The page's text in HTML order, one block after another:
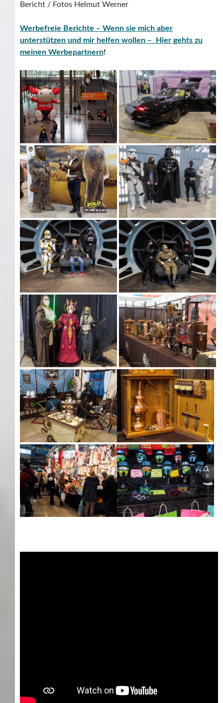
Bericht / Fotos Helmut Werner
Werbefreie Berichte – Wenn sie mich aber
unterstützen und mir helfen wollen – Hier gehts zu
meinen Werbepartnern!